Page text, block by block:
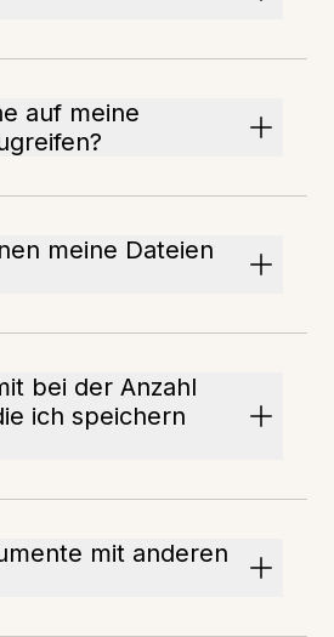
auf meine
meine Dateien
bei der Anzahl
ich speichern
mit anderen